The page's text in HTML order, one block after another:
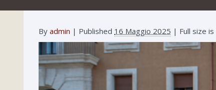
By admin | Published 16 Maggio 2025 | Full size is